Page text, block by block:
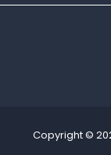
Copyright ©